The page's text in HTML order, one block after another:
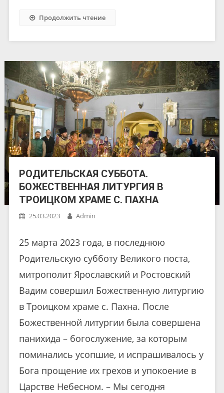
Продолжить чтение
РОДИТЕЛЬСКАЯ СУББОТА.
БОЖЕСТВЕННАЯ ЛИТУРГИЯ В
ТРОИЦКОМ ХРАМЕ С. ПАХНА
25.03.2023 Admin
25 марта 2023 года, в последнюю
Родительскую субботу Великого поста,
митрополит Ярославский и Ростовский
Вадим совершил Божественную литургию
в Троицком храме с. Пахна. После
Божественной литургии была совершена
панихида – богослужение, за которым
поминались усопшие, и испрашивалось у
Бога прощение их грехов и упокоение в
Царстве Небесном. – Мы сегодня